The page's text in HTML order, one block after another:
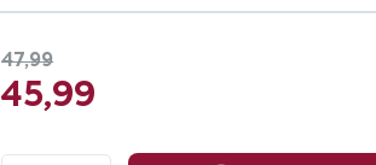
47,99
45,99